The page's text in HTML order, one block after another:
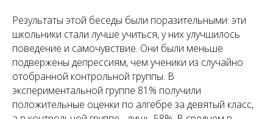
Результаты этой беседы были поразительными: эти
школьники стали лучше учиться, у них улучшилось
поведение и самочувствие. Они были меньше
подвержены депрессиям, чем ученики из случайно
отобранной контрольной группы. В
экспериментальной группе 81% получили
положительные оценки по алгебре за девятый класс,